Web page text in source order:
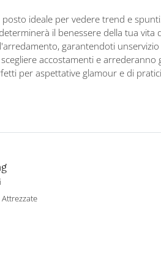
ideale per vedere trend e
il benessere della tua
garantendoti
accostamenti e arrederanno
per aspettative glamour e di
Attrezzate